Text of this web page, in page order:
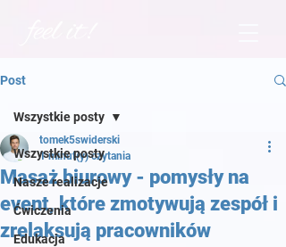
Post
Wszystkie posty
Nasze realizacje
Ćwiczenia
Edukacja
Wszystkie posty
Masaż biurowy - pomysły na
event, które zmotywują zespół i
zrelaksują pracowników
tomek5swiderski
1 minut(y) czytania